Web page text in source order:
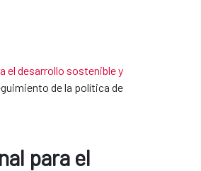
el desarrollo sostenible y
de la política de
para el